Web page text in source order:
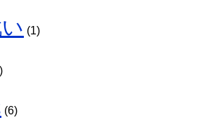
(1)
(6)